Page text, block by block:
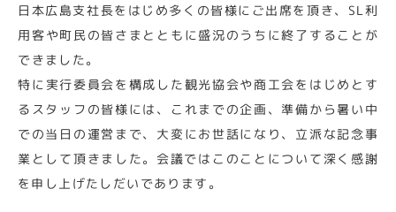
日本広島支社長をはじめ多くの皆様にご出席を頂き、SL利
用客や町民の皆さまとともに盛況のうちに終了することが
できました。
特に実行委員会を構成した観光協会や商工会をはじめとす
るスタッフの皆様には、これまでの企画、準備から暑い中
での当日の運営まで、大変にお世話になり、立派な記念事
業として頂きました。会議ではこのことについて深く感謝
を申し上げたしだいであります。